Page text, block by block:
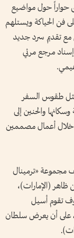
حواراً حول مواضيع
فن الحياكة ويستلهم
تقديم سرد جديد
إسناد مرجع مرئي
طقوس السفر
والحنين إلى
خلال أعمال مصممين
مجموعة «ترمينال
(الإمارات)،
تقوم أسيل
على أن يعرض سلطان